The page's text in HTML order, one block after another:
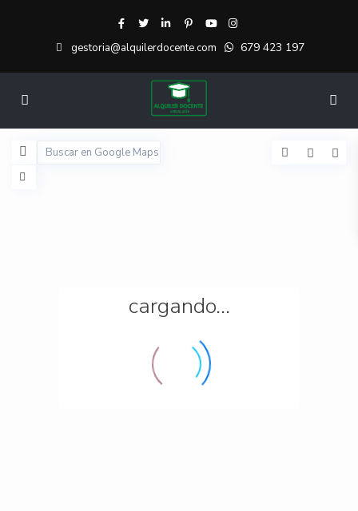
gestoria@alquilerdocente.com 679 423 197
cargando...